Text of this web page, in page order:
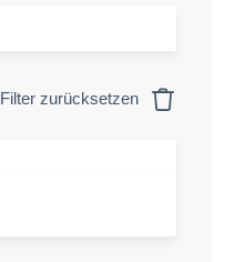
Filter zurücksetzen